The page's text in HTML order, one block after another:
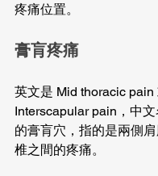
疼痛位置。
膏肓疼痛
英文是 Mid thoracic pain
Interscapular pain，中
的膏肓穴，指的是兩側
椎之間的疼痛。